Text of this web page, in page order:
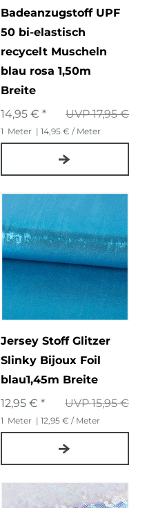
Badeanzugstoff UPF
50 bi-elastisch
recycelt Muscheln
blau rosa 1,50m
Breite
UVP 17,95 €
14,95 € *
1 Meter | 14,95 € / Meter
Jersey Stoff Glitzer
Slinky Bijoux Foil
blau1,45m Breite
UVP 15,95 €
12,95 € *
1 Meter | 12,95 € / Meter